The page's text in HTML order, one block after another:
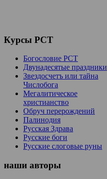
Курсы РСТ
Богословие РСТ
Двунадесятые праздники
Звездосчетъ или тайна
Числобога
Мегалитическое
христианство
Обруч перерождений
Палинодия
Русская Здрава
Русские боги
Русские слоговые руны
наши авторы